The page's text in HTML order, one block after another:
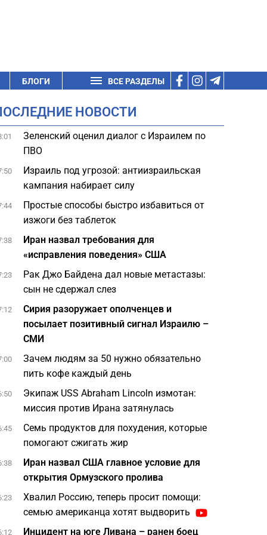
БЛОГИ ВСЕ РАЗДЕЛЫ
НОВОСТИ
Зеленский оценил диалог с Израилем по
ПВО
Израиль под угрозой: антиизраильская
кампания набирает силу
Простые способы быстро избавиться от
изжоги без таблеток
Иран назвал требования для
«исправления поведения» США
Рак Джо Байдена дал новые метастазы:
сын не сдержал слез
Сирия разоружает ополченцев и
посылает позитивный сигнал Израилю –
СМИ
Зачем людям за 50 нужно обязательно
пить кофе каждый день
Экипаж USS Abraham Lincoln измотан:
миссия против Ирана затянулась
Семь продуктов для похудения, которые
помогают сжигать жир
Иран назвал США главное условие для
открытия Ормузского пролива
Хвалил Россию, теперь просит помощи:
семью американца хотят выдворить
Инцидент на юге Ливана – ранен боец